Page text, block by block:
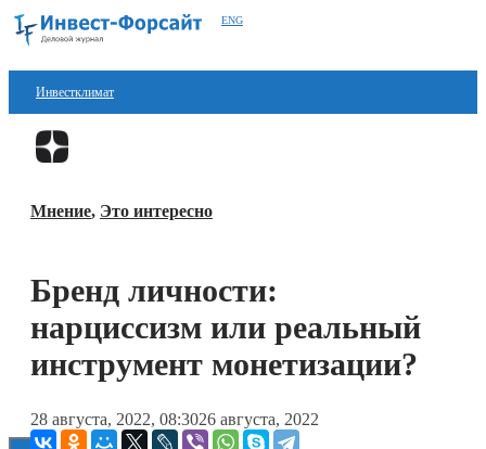
ENG
Инвестклимат
Финансы
Блокчейн
Технологии
Мнение, Это интересно
Бренд личности:
нарциссизм или реальный
инструмент монетизации?
28 августа, 2022, 08:3026 августа, 2022